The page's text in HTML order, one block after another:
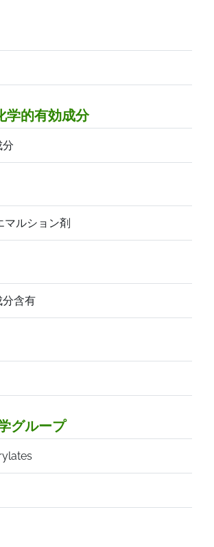
的有効成分
マルション剤
分含有
グループ